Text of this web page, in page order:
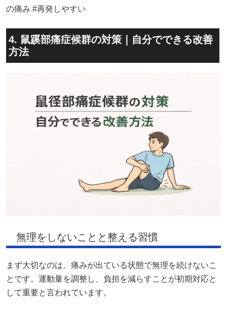
の痛み #再発しやすい
4. 鼠蹊部痛症候群の対策｜自分でできる改善
方法
無理をしないことと整える習慣
まず大切なのは、痛みが出ている状態で無理を続けないこ
とです。運動量を調整し、負担を減らすことが初期対応と
して重要と言われています。